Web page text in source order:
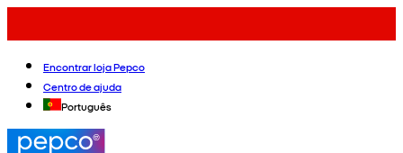
Encontrar loja Pepco
Centro de ajuda
Português